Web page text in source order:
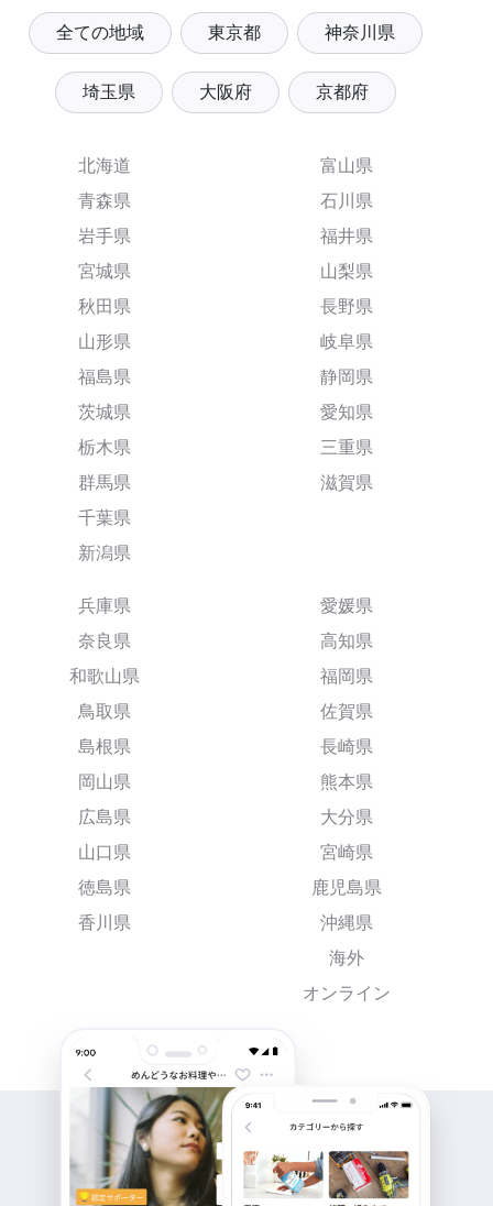
全ての地域 東京都 神奈川県
埼玉県 大阪府 京都府
北海道
青森県
岩手県
宮城県
秋田県
山形県
福島県
茨城県
栃木県
群馬県
千葉県
新潟県
富山県
石川県
福井県
山梨県
長野県
岐阜県
静岡県
愛知県
三重県
滋賀県
兵庫県
奈良県
和歌山県
鳥取県
島根県
岡山県
広島県
山口県
徳島県
香川県
愛媛県
高知県
福岡県
佐賀県
長崎県
熊本県
大分県
宮崎県
鹿児島県
沖縄県
海外
オンライン